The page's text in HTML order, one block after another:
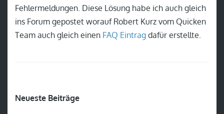
Fehlermeldungen. Diese Lösung habe ich auch gleich
ins Forum gepostet worauf Robert Kurz vom Quicken
Team auch gleich einen FAQ Eintrag dafür erstellte.
Neueste Beiträge